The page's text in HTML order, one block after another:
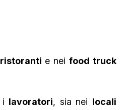
ristoranti e nei food truck
i lavoratori, sia nei locali